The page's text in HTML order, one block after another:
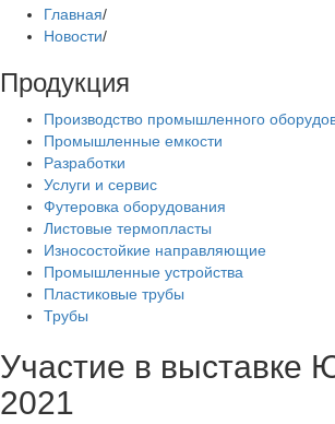
Главная/
Новости/
Продукция
Производство промышленного
Промышленные емкости
Разработки
Услуги и сервис
Футеровка оборудования
Листовые термопласты
Износостойкие направляющие
Промышленные устройства
Пластиковые трубы
Трубы
Участие в выставке
2021